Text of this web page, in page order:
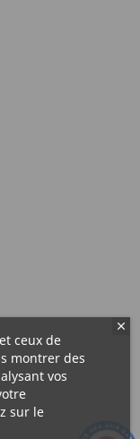
ceux de
montrer des
vos
sur le